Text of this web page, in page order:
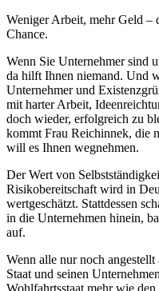
Weniger Arbeit, mehr Geld –
Chance.
Wenn Sie Unternehmer sind
da hilft Ihnen niemand. Und
Unternehmer und
mit harter Arbeit,
doch wieder, erfolgreich zu
kommt Frau Reichinnek, die
will es Ihnen wegnehmen.
Der Wert von
Risikobereitschaft wird in
wertgeschätzt. Stattdessen
in die Unternehmen hinein,
auf.
Wenn alle nur noch
Staat und seinen
Wohlfahrtsstaat mehr wie